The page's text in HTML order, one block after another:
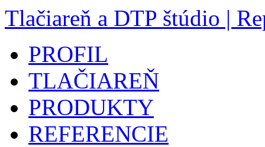
Tlačiareň a DTP štúdio |
PROFIL
TLAČIAREŇ
PRODUKTY
REFERENCIE